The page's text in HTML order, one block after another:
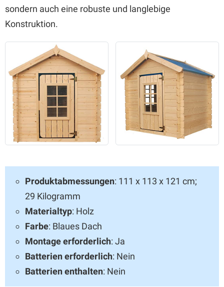
sondern auch eine robuste und langlebige
Konstruktion.
Produktabmessungen: 111 x 113 x 121 cm;
29 Kilogramm
Materialtyp: Holz
Farbe: Blaues Dach
Montage erforderlich: Ja
Batterien erforderlich: Nein
Batterien enthalten: Nein